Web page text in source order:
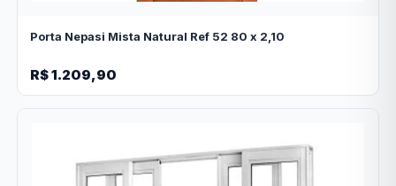
Porta Nepasi Mista Natural Ref 52 80 x 2,10
R$ 1.209,90